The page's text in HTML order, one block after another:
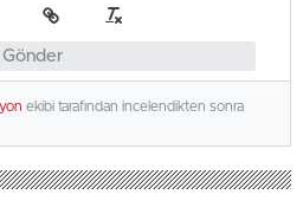
Gönder
ekibi tarafından incelendikten sonra